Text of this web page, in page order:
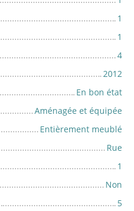
1
1
4
2012
En bon état
Aménagée et équipée
Entièrement meublé
Rue
1
Non
5